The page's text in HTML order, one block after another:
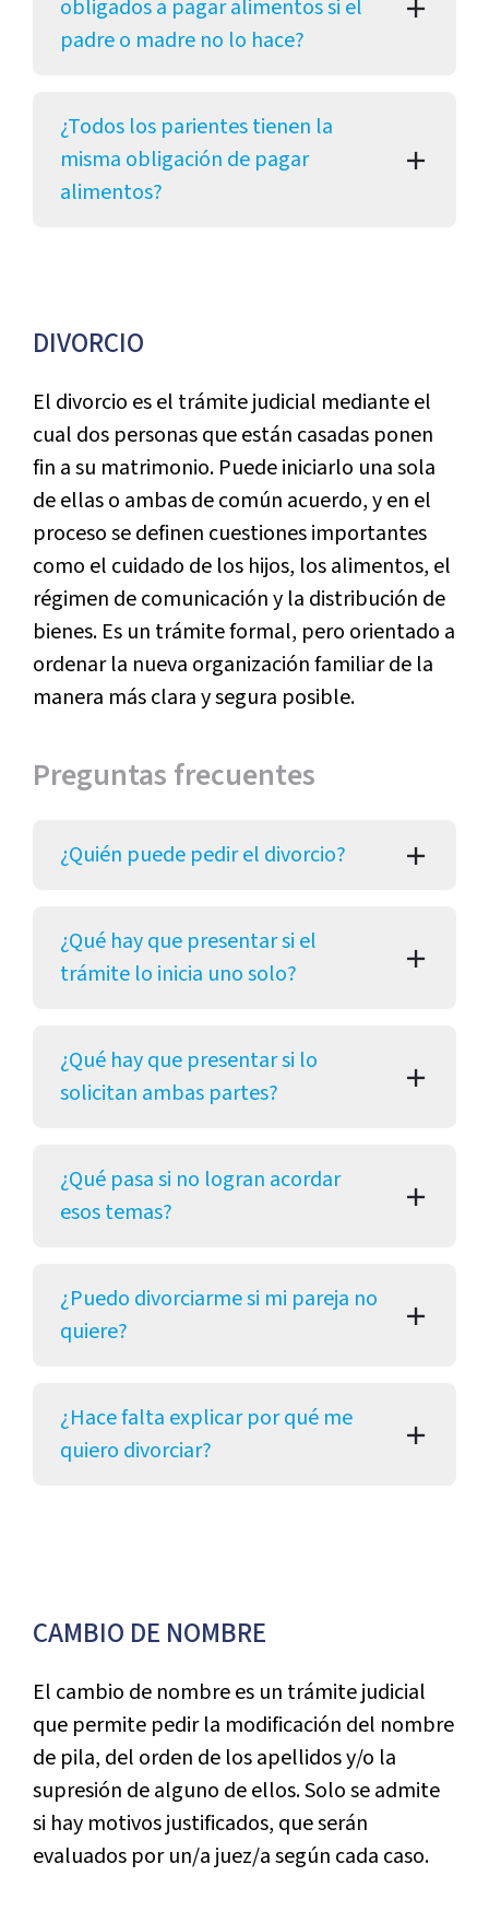
obligados a pagar alimentos si el
padre o madre no lo hace?
¿Todos los parientes tienen la
misma obligación de pagar
alimentos?
DIVORCIO
El divorcio es el trámite judicial mediante el
cual dos personas que están casadas ponen
fin a su matrimonio. Puede iniciarlo una sola
de ellas o ambas de común acuerdo, y en el
proceso se definen cuestiones importantes
como el cuidado de los hijos, los alimentos, el
régimen de comunicación y la distribución de
bienes. Es un trámite formal, pero orientado a
ordenar la nueva organización familiar de la
manera más clara y segura posible.
Preguntas frecuentes
¿Quién puede pedir el divorcio?
¿Qué hay que presentar si el
trámite lo inicia uno solo?
¿Qué hay que presentar si lo
solicitan ambas partes?
¿Qué pasa si no logran acordar
esos temas?
¿Puedo divorciarme si mi pareja no
quiere?
¿Hace falta explicar por qué me
quiero divorciar?
CAMBIO DE NOMBRE
El cambio de nombre es un trámite judicial
que permite pedir la modificación del nombre
de pila, del orden de los apellidos y/o la
supresión de alguno de ellos. Solo se admite
si hay motivos justificados, que serán
evaluados por un/a juez/a según cada caso.